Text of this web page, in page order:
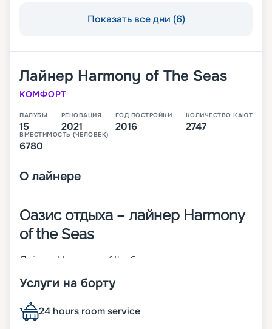
Показать все дни (6)
Лайнер Harmony of The Seas
КОМФОРТ
ПАЛУБЫ
15
РЕНОВАЦИЯ
2021
ГОД ПОСТРОЙКИ
2016
КОЛИЧЕСТВО КАЮТ
2747
ВМЕСТИМОСТЬ (ЧЕЛОВЕК)
6780
О лайнере
Оазис отдыха – лайнер Harmony
of the Seas
Лайнер Harmony of the Seas на момент
на воду в 2016 году. Судно относится к классу
представлен широкий выбор развлечений. Для
создания уникального «Центрального парка»
Услуги на борту
24 hours room service